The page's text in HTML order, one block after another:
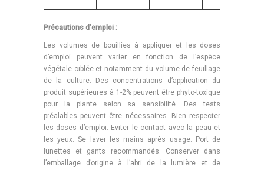
Précautions d’emploi :
Les volumes de bouillies à appliquer et les doses
d’emploi peuvent varier en fonction de l’espèce
végétale ciblée et notamment du volume de feuillage
de la culture. Des concentrations d’application du
produit supérieures à 1-2% peuvent être phyto-toxique
pour la plante selon sa sensibilité. Des tests
préalables peuvent être nécessaires. Bien respecter
les doses d’emploi. Eviter le contact avec la peau et
les yeux. Se laver les mains après usage. Port de
lunettes et gants recommandés. Conserver dans
l’emballage d’origine à l’abri de la lumière et de